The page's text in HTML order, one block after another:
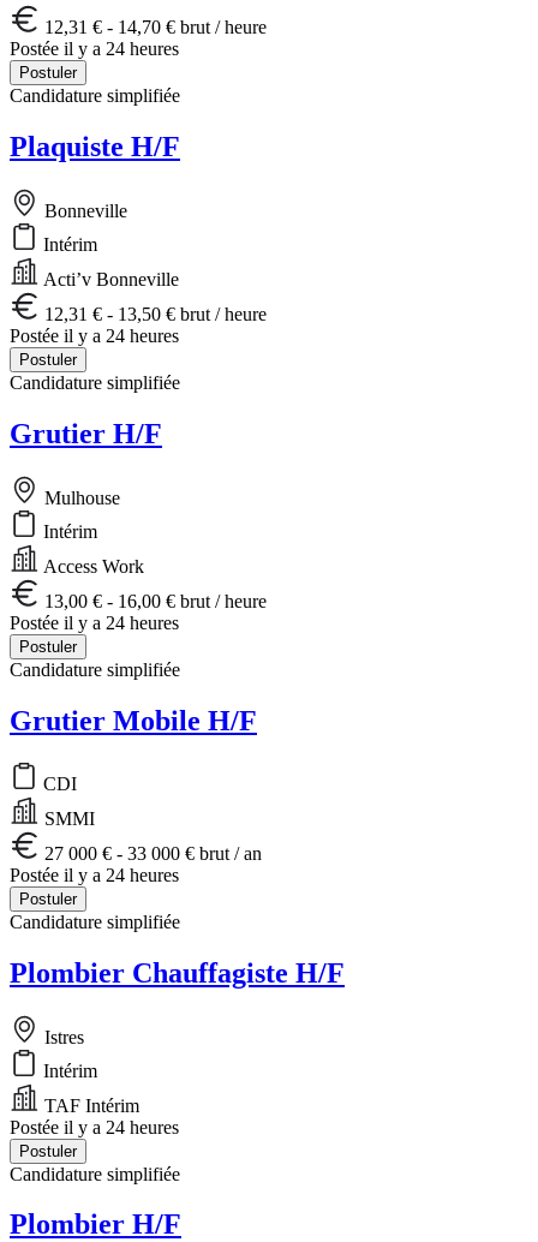
12,31 € - 14,70 € brut / heure
Postée il y a 24 heures
Postuler
Candidature simplifiée
Plaquiste H/F
Bonneville
Intérim
Acti’v Bonneville
12,31 € - 13,50 € brut / heure
Postée il y a 24 heures
Postuler
Candidature simplifiée
Grutier H/F
Mulhouse
Intérim
Access Work
13,00 € - 16,00 € brut / heure
Postée il y a 24 heures
Postuler
Candidature simplifiée
Grutier Mobile H/F
CDI
SMMI
27 000 € - 33 000 € brut / an
Postée il y a 24 heures
Postuler
Candidature simplifiée
Plombier Chauffagiste H/F
Istres
Intérim
TAF Intérim
Postée il y a 24 heures
Postuler
Candidature simplifiée
Plombier H/F